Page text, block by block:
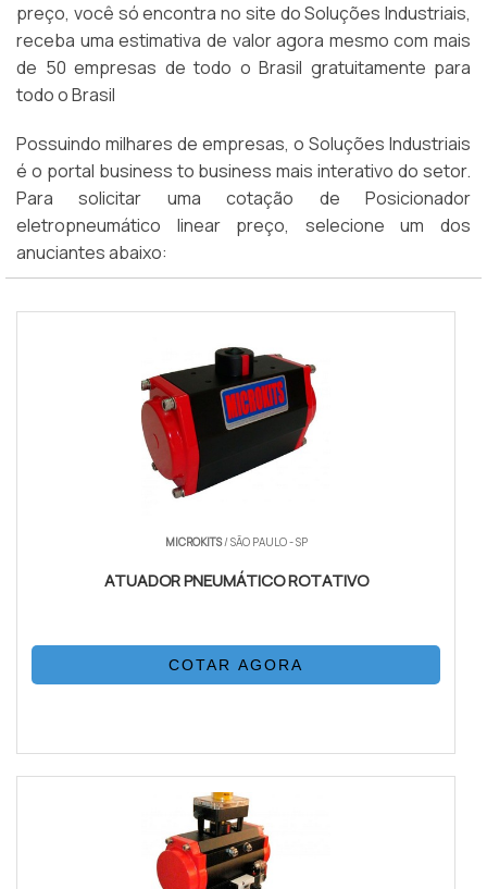
preço, você só encontra no site do Soluções Industriais,
receba uma estimativa de valor agora mesmo com mais
de 50 empresas de todo o Brasil gratuitamente para
todo o Brasil
Possuindo milhares de empresas, o Soluções Industriais
é o portal business to business mais interativo do setor.
Para solicitar uma cotação de Posicionador
eletropneumático linear preço, selecione um dos
anuciantes abaixo:
MICROKITS/ SÃO PAULO - SP
ATUADOR PNEUMÁTICO ROTATIVO
COTAR AGORA